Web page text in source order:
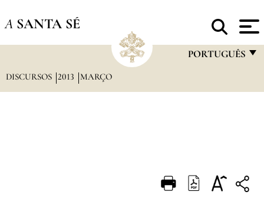
A SANTA SÉ
PORTUGUÊS
DEUTSCH
DISCURSOS 2013 MARÇO